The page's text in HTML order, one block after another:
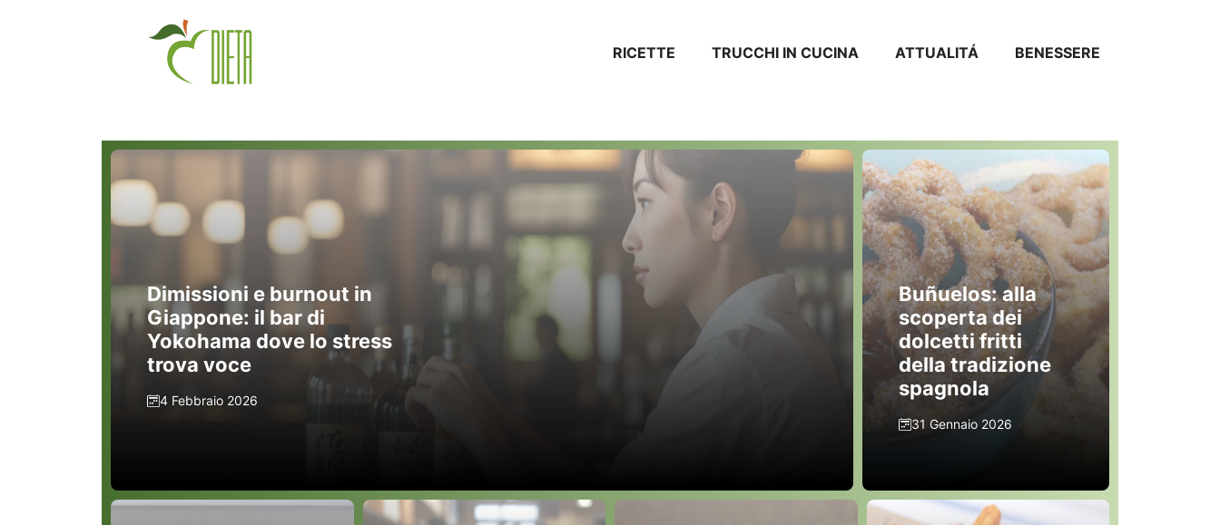
RICETTE TRUCCHI IN CUCINA ATTUALITÁ BENESSERE
Dimissioni e burnout in
Giappone: il bar di
Yokohama dove lo stress
trova voce
4 Febbraio 2026
Buñuelos: alla
scoperta dei
dolcetti fritti
della tradizione
spagnola
31 Gennaio 2026